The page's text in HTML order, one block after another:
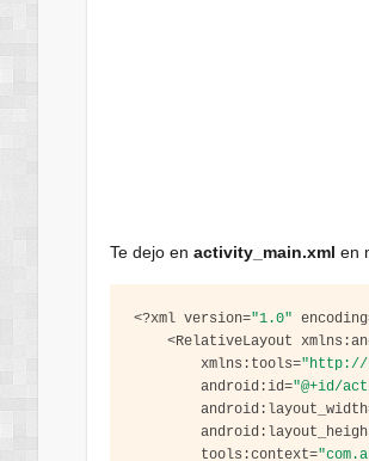
Te dejo enactivity_main.xml en
<?xml version="1.0" encoding
<RelativeLayout xmlns :
        xmlns
: tools="http://
        android
:id="@+id/
        android
: layout_width
        android
:
        tools
:context=